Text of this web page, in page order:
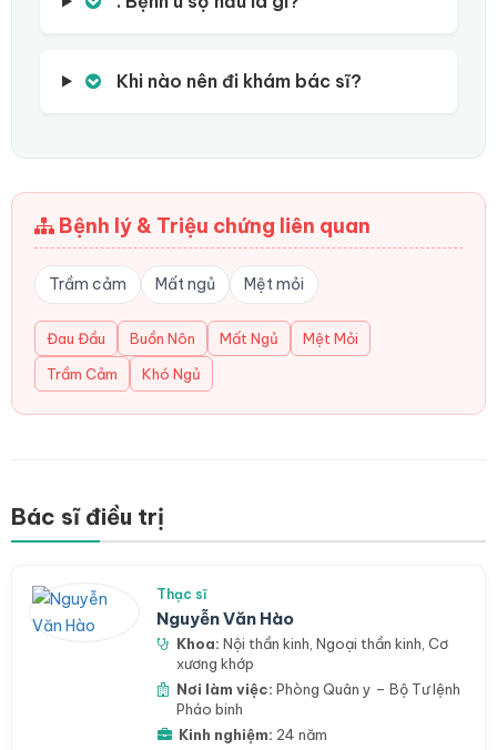
Khi nào nên đi khám bác sĩ?
Bệnh lý & Triệu chứng liên quan
Trầm cảm Mất ngủ Mệt mỏi
Đau Đầu Buồn Nôn Mất Ngủ
Mệt Mỏi
Trầm Cảm
Khó Ngủ
Bác sĩ điều trị
Thạc sĩ
Nguyễn Văn Hào
Khoa: Nội thần kinh Ngoại thần kinh Cơ
xương khớp
Nơi làm việc: Phòng Quân y – Bộ Tư lệnh
Pháo binh
Kinh nghiệm: 24 năm